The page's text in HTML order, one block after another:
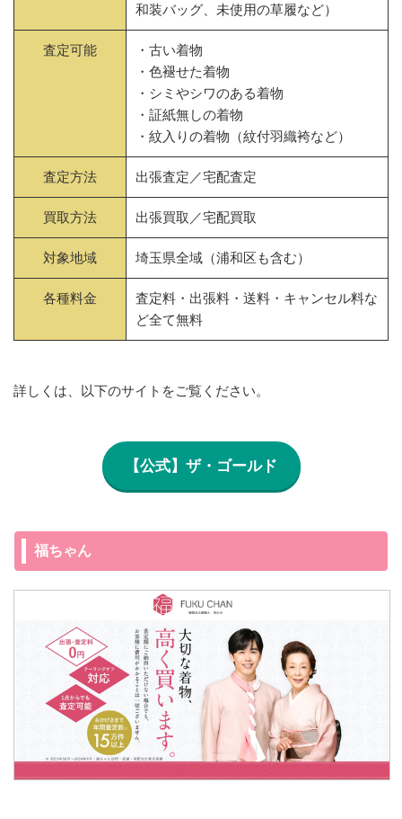
和装バッグ、未使用の草履など）
査定可能
・古い着物
・色褪せた着物
・シミやシワのある着物
・証紙無しの着物
・紋入りの着物（紋付羽織袴など）
査定方法 出張査定／宅配査定
買取方法 出張買取／宅配買取
対象地域 埼玉県全域（浦和区も含む）
各種料金
査定料・出張料・送料・キャンセル料な
ど全て無料
詳しくは、以下のサイトをご覧ください。
【公式】ザ・ゴールド
福ちゃん